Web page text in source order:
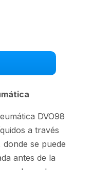
DVO98
a través
se puede
antes de la